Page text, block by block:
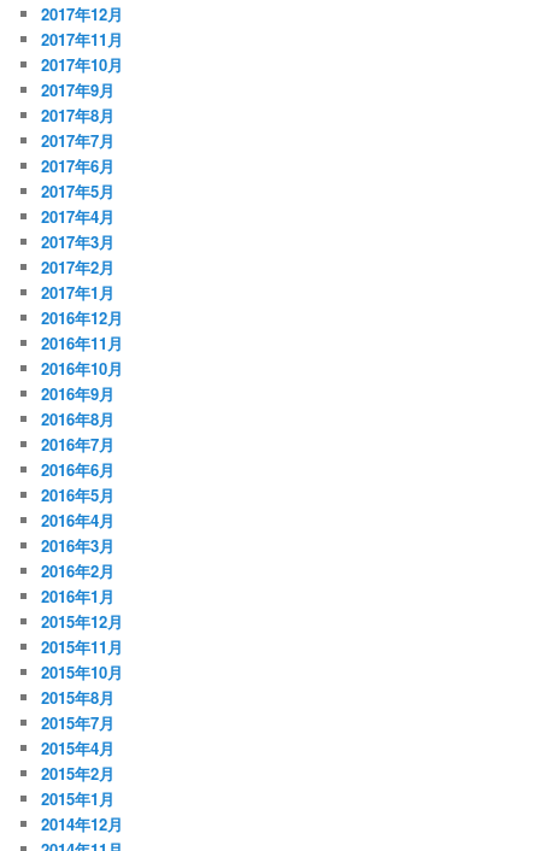
2017年12月
2017年11月
2017年10月
2017年9月
2017年8月
2017年7月
2017年6月
2017年5月
2017年4月
2017年3月
2017年2月
2017年1月
2016年12月
2016年11月
2016年10月
2016年9月
2016年8月
2016年7月
2016年6月
2016年5月
2016年4月
2016年3月
2016年2月
2016年1月
2015年12月
2015年11月
2015年10月
2015年8月
2015年7月
2015年4月
2015年2月
2015年1月
2014年12月